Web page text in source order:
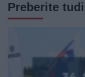
Preberite tudi